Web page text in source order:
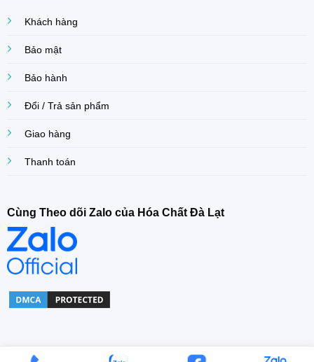
Khách hàng
Bảo mật
Bảo hành
Đổi / Trả sản phẩm
Giao hàng
Thanh toán
Cùng Theo dõi Zalo của Hóa Chất Đà Lạt